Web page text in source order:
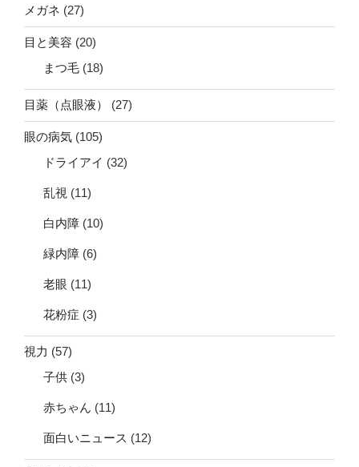
メガネ (27)
目と美容 (20)
まつ毛 (18)
目薬（点眼液） (27)
眼の病気 (105)
ドライアイ (32)
乱視 (11)
白内障 (10)
緑内障 (6)
老眼 (11)
花粉症 (3)
視力 (57)
子供 (3)
赤ちゃん (11)
面白いニュース (12)